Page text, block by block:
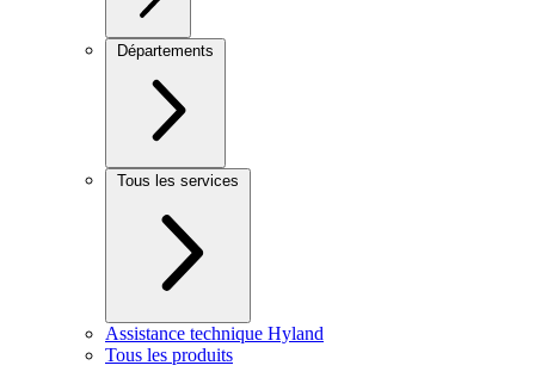
Départements
Tous les services
Assistance technique Hyland
Tous les produits